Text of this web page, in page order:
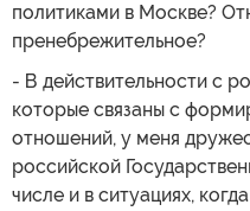
политиками в Москве?
пренебрежительное?
- В действительности с
которые связаны с
отношений, у меня
российской
числе и в ситуациях,